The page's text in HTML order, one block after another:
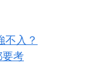
不入？
考